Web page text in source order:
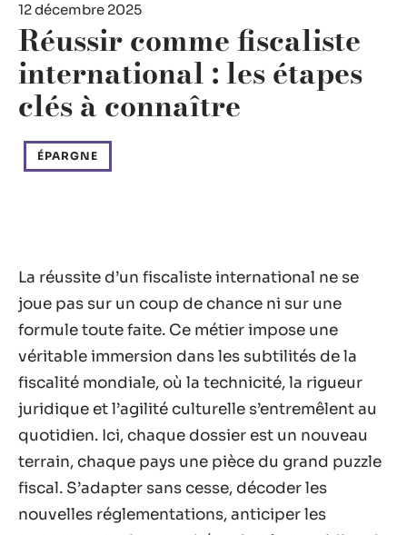
12 décembre 2025
Réussir comme fiscaliste
international : les étapes
clés à connaître
ÉPARGNE
La réussite d’un fiscaliste international ne se
joue pas sur un coup de chance ni sur une
formule toute faite. Ce métier impose une
véritable immersion dans les subtilités de la
fiscalité mondiale, où la technicité, la rigueur
juridique et l’agilité culturelle s’entremêlent au
quotidien. Ici, chaque dossier est un nouveau
terrain, chaque pays une pièce du grand puzzle
fiscal. S’adapter sans cesse, décoder les
nouvelles réglementations, anticiper les